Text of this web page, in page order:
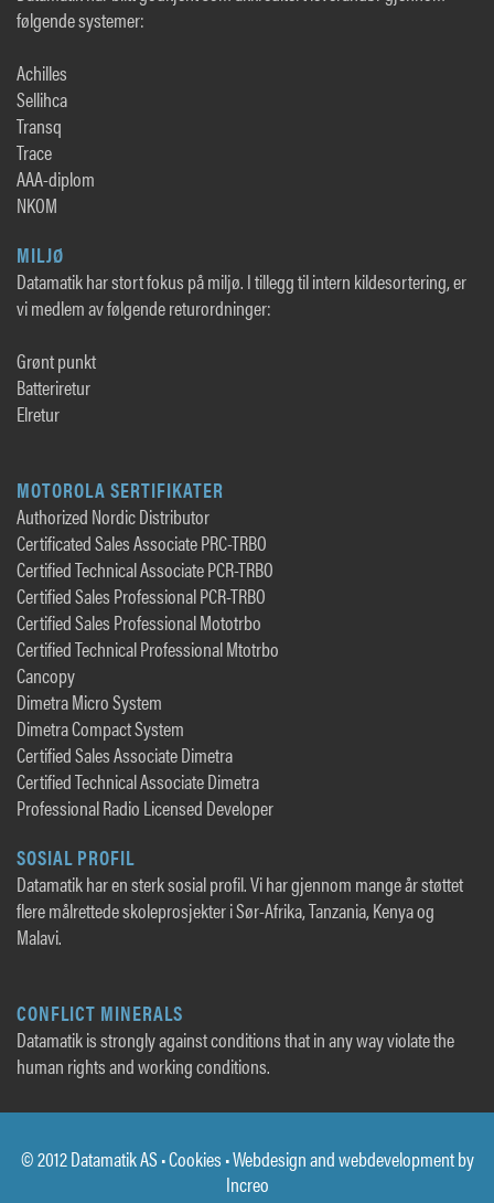
følgende systemer:
Achilles
Sellihca
Transq
Trace
AAA-diplom
NKOM
MILJØ
Datamatik har stort fokus på miljø. I tillegg til intern kildesortering, er
vi medlem av følgende returordninger:
Grønt punkt
Batteriretur
Elretur
MOTOROLA SERTIFIKATER
Authorized Nordic Distributor
Certificated Sales Associate PRC-TRBO
Certified Technical Associate PCR-TRBO
Certified Sales Professional PCR-TRBO
Certified Sales Professional Mototrbo
Certified Technical Professional Mtotrbo
Cancopy
Dimetra Micro System
Dimetra Compact System
Certified Sales Associate Dimetra
Certified Technical Associate Dimetra
Professional Radio Licensed Developer
SOSIAL PROFIL
Datamatik har en sterk sosial profil. Vi har gjennom mange år støttet
flere målrettede skoleprosjekter i Sør-Afrika, Tanzania, Kenya og
Malavi.
CONFLICT MINERALS
Datamatik is strongly against conditions that in any way violate the
human rights and working conditions.
© 2012 Datamatik AS •Cookies • Webdesign and webdevelopment by
Increo